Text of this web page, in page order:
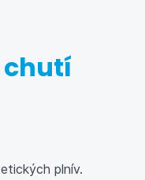
chutí
plnív.